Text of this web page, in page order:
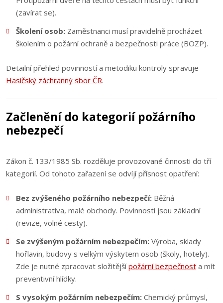
(zavírat se).
Školení osob:Zaměstnanci musí pravidelně procházet
školením o požární ochraně a bezpečnosti práce (BOZP).
Detailní přehled povinností a metodiku kontroly spravuje
Hasičský záchranný sbor ČR.
Začlenění do kategorií požárního
nebezpečí
Zákon č. 133/1985 Sb. rozděluje provozované činnosti do tří
kategorií. Od tohoto zařazení se odvíjí přísnost opatření:
Bez zvýšeného požárního nebezpečí:Běžná
administrativa, malé obchody. Povinnosti jsou základní
(revize, volné cesty).
Se zvýšeným požárním nebezpečím:Výroba, sklady
hořlavin, budovy s velkým výskytem osob (školy, hotely).
Zde je nutné zpracovat složitějšípožární bezpečnosta mít
preventivní hlídky.
S vysokým požárním nebezpečím:Chemický průmysl,